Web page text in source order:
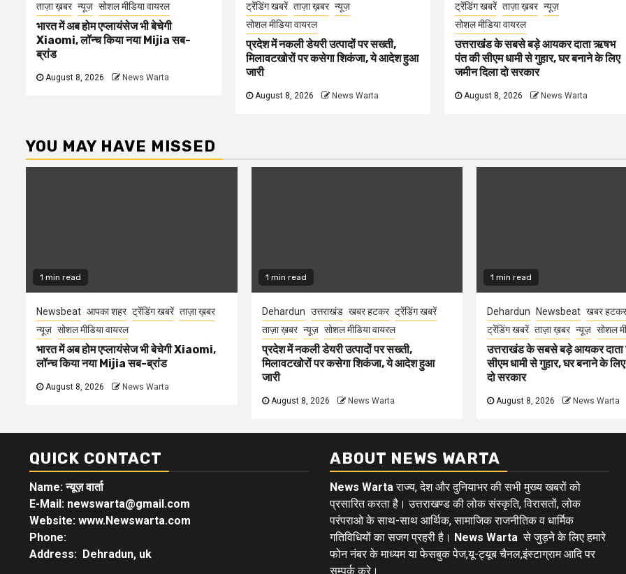
ताज़ा ख़बर न्यूज़ सोशल मीडिया वायरल
भारत में अब होम एप्लायंसेज भी बेचेगी
Xiaomi, लॉन्च किया नया Mijia सब-
ब्रांड
August 8, 2026 News Warta
ट्रेंडिंग खबरें ताज़ा ख़बर न्यूज़
सोशल मीडिया वायरल
प्रदेश में नकली डेयरी उत्पादों पर सख्ती,
मिलावटखोरों पर कसेगा शिकंजा, ये आदेश हुआ
जारी
August 8, 2026 News Warta
ट्रेंडिंग खबरें ताज़ा ख़बर न्यूज़
सोशल मीडिया वायरल
उत्तराखंड के सबसे बड़े आयकर दाता ऋषभ
पंत की सीएम धामी से गुहार, घर बनाने के लिए
जमीन दिला दो सरकार
August 8, 2026 News Warta
YOU MAY HAVE MISSED
1 min read
Newsbeat आपका शहर ट्रेंडिंग खबरें ताज़ा ख़बर
न्यूज़ सोशल मीडिया वायरल
भारत में अब होम एप्लायंसेज भी बेचेगी Xiaomi,
लॉन्च किया नया Mijia सब-ब्रांड
August 8, 2026 News Warta
1 min read
Dehardun उत्तराखंड खबर हटकर ट्रेंडिंग खबरें
ताज़ा ख़बर न्यूज़ सोशल मीडिया वायरल
प्रदेश में नकली डेयरी उत्पादों पर सख्ती,
मिलावटखोरों पर कसेगा शिकंजा, ये आदेश हुआ
जारी
August 8, 2026 News Warta
1 min read
Dehardun Newsbeat खबर हटकर
ट्रेंडिंग खबरें ताज़ा ख़बर न्यूज़ सोशल
उत्तराखंड के सबसे बड़े आयकर
सीएम धामी से गुहार, घर बनाने के
दो सरकार
August 8, 2026 News Warta
QUICK CONTACT
Name: न्यूज़ वार्ता
E-Mail: newswarta@gmail.com
Website: www.Newswarta.com
Phone:
Address: Dehradun, uk
ABOUT NEWS WARTA
News Wartaराज्य, देश और दुनियाभर की सभी मुख्य खबरों को
प्रसारित करता है। उत्तराखण्ड की लोक संस्कृति, विरासतों, लोक
परंपराओ के साथ-साथ आर्थिक, सामाजिक राजनीतिक व धार्मिक
गतिविधियों का सजग प्रहरी है। News Warta से जुड़ने के लिए हमारे
फोन नंबर के माध्यम या फेसबुक पेज,यू-ट्यूब चैनल,इंस्टाग्राम आदि पर
सम्पर्क करे।